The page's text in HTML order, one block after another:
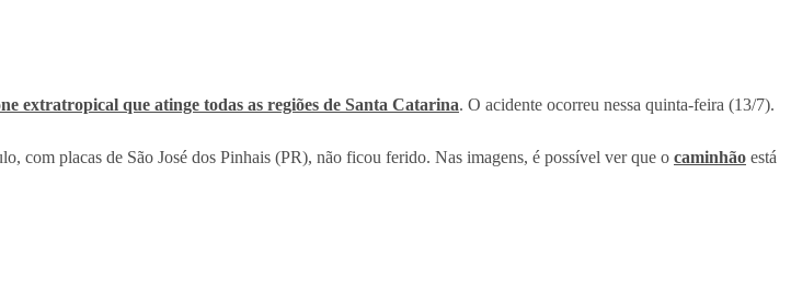
extratropical que atinge todas as regiões de Santa Catarina. O acidente ocorreu nessa quinta-feira (13/7).
com placas de São José dos Pinhais (PR), não ficou ferido. Nas imagens, é possível ver que o caminhão está